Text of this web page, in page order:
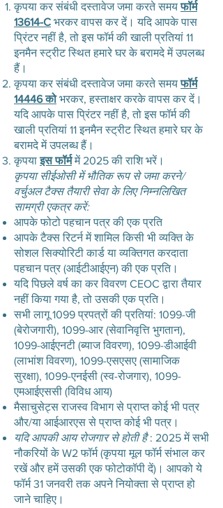
कृपया कर संबंधी दस्तावेज जमा करते समयफॉर्म
13614-C भरकर वापस कर दें। यदि आपके पास
प्रिंटर नहीं है, तो इस फॉर्म की खाली प्रतियां 11
इनमैन स्ट्रीट स्थित हमारे घर के बरामदे में उपलब्ध
हैं।
कृपया कर संबंधी दस्तावेज जमा करते समयफॉर्म
14446 कोभरकर, हस्ताक्षर करके वापस कर दें।
यदि आपके पास प्रिंटर नहीं है, तो इस फॉर्म की
खाली प्रतियां 11 इनमैन स्ट्रीट स्थित हमारे घर के
बरामदे में उपलब्ध हैं।
कृपयाइस फॉर्ममें 2025 की राशि भरें।
कृपया सीईओसी में भौतिक रूप से जमा करने/
वर्चुअल टैक्स तैयारी सेवा के लिए निम्नलिखित
सामग्री एकत्र करें:
आपके फोटो पहचान पत्र की एक प्रति
आपके टैक्स रिटर्न में शामिल किसी भी व्यक्ति के
सोशल सिक्योरिटी कार्ड या व्यक्तिगत करदाता
पहचान पत्र (आईटीआईएन) की एक प्रति।
यदि पिछले वर्ष का कर विवरण CEOC द्वारा तैयार
नहीं किया गया है, तो उसकी एक प्रति।
सभी लागू 1099 प्रपत्रों की प्रतियां: 1099-जी
(बेरोजगारी), 1099-आर (सेवानिवृत्ति भुगतान),
1099-आईएनटी (ब्याज विवरण), 1099-डीआईवी
(लाभांश विवरण), 1099-एसएसए (सामाजिक
सुरक्षा), 1099-एनईसी (स्व-रोजगार), 1099-
एमआईएससी (विविध आय)
मैसाचुसेट्स राजस्व विभाग से प्राप्त कोई भी पत्र
और/या आईआरएस से प्राप्त कोई भी पत्र।
यदि आपकी आय रोजगार से होती है: 2025 में सभी
नौकरियों के W2 फॉर्म (कृपया मूल फॉर्म संभाल कर
रखें और हमें उसकी एक फोटोकॉपी दें)। आपको ये
फॉर्म 31 जनवरी तक अपने नियोक्ता से प्राप्त हो
जाने चाहिए।